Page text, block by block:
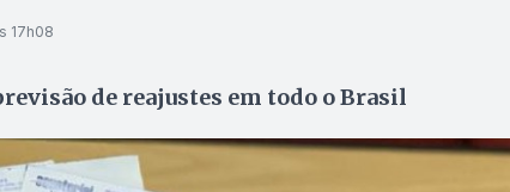
17h08
de reajustes em todo o Brasil